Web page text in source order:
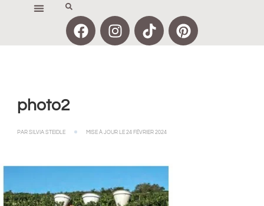
photo2
PAR SILVIA STEIDLE MISE À JOUR LE 24 FÉVRIER 2024